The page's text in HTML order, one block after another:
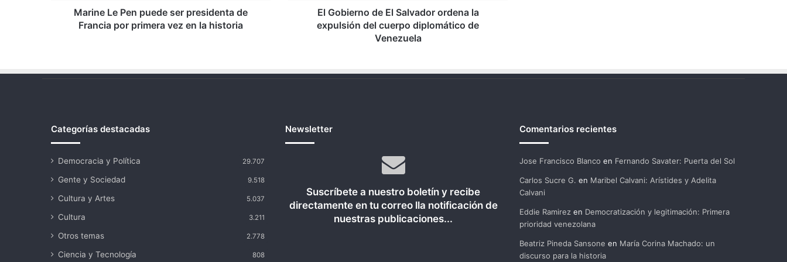
primeraMarine Le Pen puede ser presidenta de
Francia por primera vez en la historia
diplomático
El Gobierno de El Salvador ordena la
expulsión del cuerpo diplomático de
Venezuela
Categorías destacadas
Democracia y Política 29.707
Gente y Sociedad 9.518
Cultura y Artes 5.037
Cultura 3.211
Otros temas 2.778
Ciencia y Tecnología 808
Newsletter
Suscríbete a nuestro boletín y recibe
directamente en tu correo lla notificación de
nuestras publicaciones...
Comentarios recientes
Jose Francisco Blanco en Fernando Savater: Puerta del Sol
Carlos Sucre G. en Maribel Calvani: Arístides y Adelita
Calvani
Eddie Ramirezen Democratización y legitimación: Primera
prioridad venezolana
Beatriz Pineda Sansone en María Corina Machado: un
discurso para la historia